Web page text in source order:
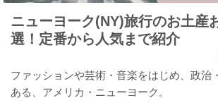
ニューヨーク(NY)旅行のお土産
選！定番から人気まで紹介
ファッションや芸術・音楽をはじめ、政治
ある、アメリカ・ニューヨーク。